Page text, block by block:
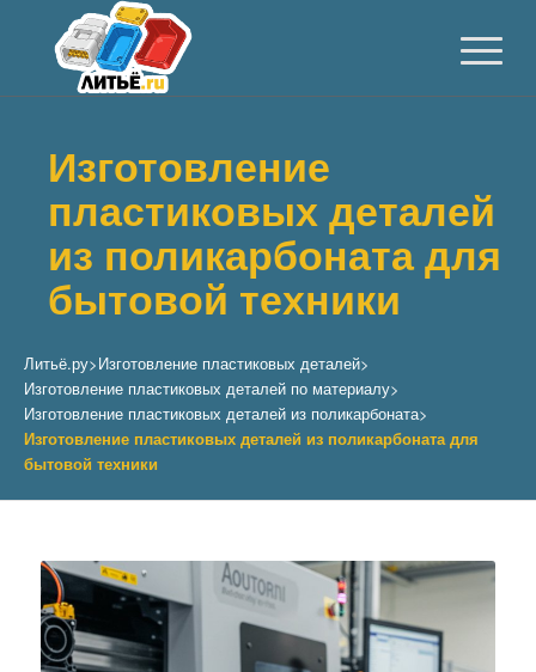
Изготовление
пластиковых деталей
из поликарбоната для
бытовой техники
Литьё.ру>Изготовление пластиковых деталей>
Изготовление пластиковых деталей по материалу>
Изготовление пластиковых деталей из поликарбоната>
Изготовление пластиковых деталей из поликарбоната для
бытовой техники